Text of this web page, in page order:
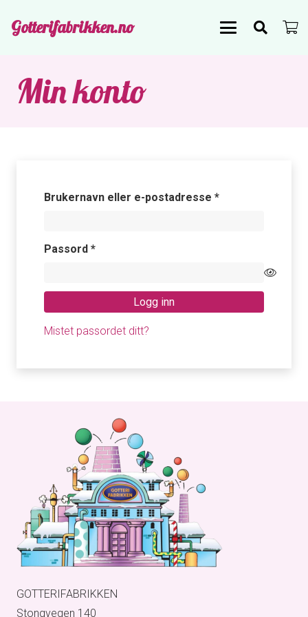
Gotterifabrikken.no
Min konto
Brukernavn eller e-postadresse *Påkrevd
Passord *Påkrevd
Logg inn
Mistet passordet ditt?
GOTTERIFABRIKKEN
Stongvegen 140